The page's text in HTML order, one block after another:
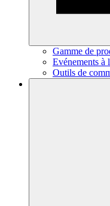
Gamme de
Evénements à
Outils de